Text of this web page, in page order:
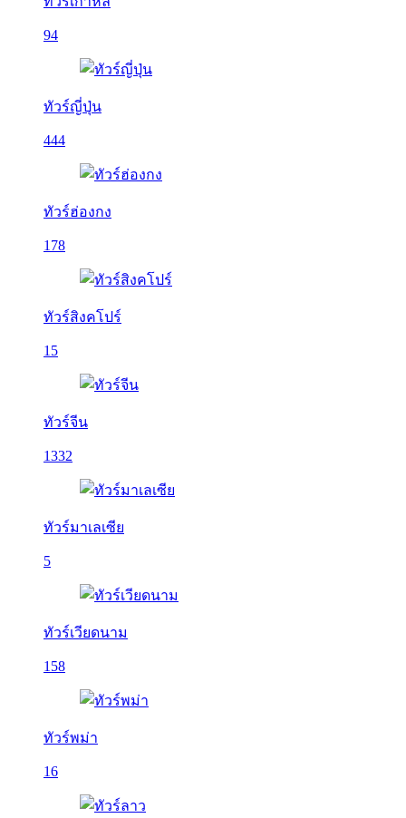
94
ทัวร์ญี่ปุ่น
444
ทัวร์ฮ่องกง
178
ทัวร์สิงคโปร์
15
ทัวร์จีน
1332
ทัวร์มาเลเซีย
5
ทัวร์เวียดนาม
158
ทัวร์พม่า
16